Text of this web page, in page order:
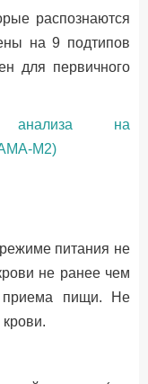
распознаются
на 9 подтипов
для первичного
на
М2)
питания не
не ранее чем
приема пищи. Не
крови.